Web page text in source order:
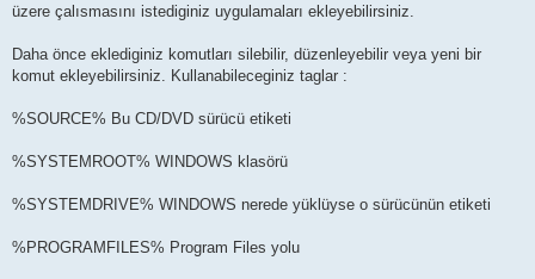
üzere çalısmasını istediginiz uygulamaları ekleyebilirsiniz.
Daha önce eklediginiz komutları silebilir, düzenleyebilir veya yeni bir
komut ekleyebilirsiniz. Kullanabileceginiz taglar :
%SOURCE% Bu CD/DVD sürücü etiketi
%SYSTEMROOT% WINDOWS klasörü
%SYSTEMDRIVE% WINDOWS nerede yüklüyse o sürücünün etiketi
%PROGRAMFILES% Program Files yolu